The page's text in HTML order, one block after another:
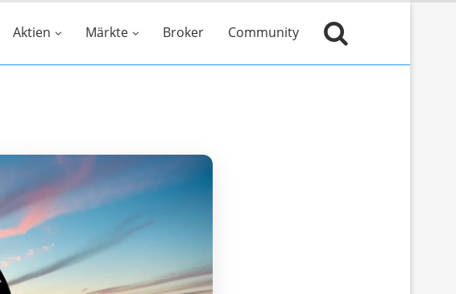
Aktien Märkte Broker Community